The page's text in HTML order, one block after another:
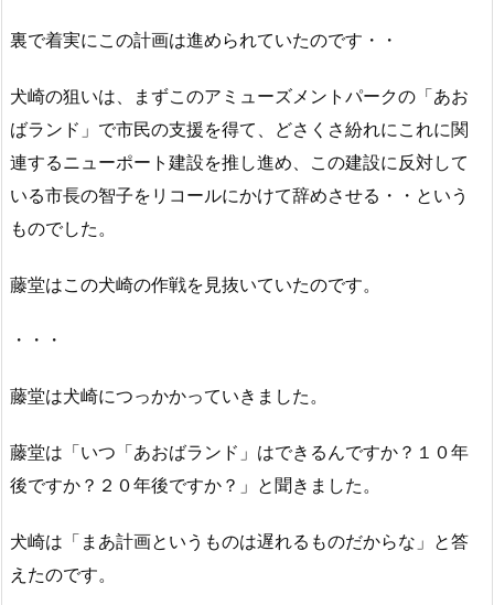
裏で着実にこの計画は進められていたのです・・
犬崎の狙いは、まずこのアミューズメントパークの「あお
ばランド」で市民の支援を得て、どさくさ紛れにこれに関
連するニューポート建設を推し進め、この建設に反対して
いる市長の智子をリコールにかけて辞めさせる・・という
ものでした。
藤堂はこの犬崎の作戦を見抜いていたのです。
・・・
藤堂は犬崎につっかかっていきました。
藤堂は「いつ「あおばランド」はできるんですか？１０年
後ですか？２０年後ですか？」と聞きました。
犬崎は「まあ計画というものは遅れるものだからな」と答
えたのです。